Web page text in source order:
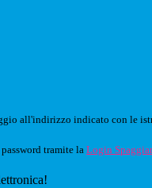
all'indirizzo indicato con le
tramite la Login